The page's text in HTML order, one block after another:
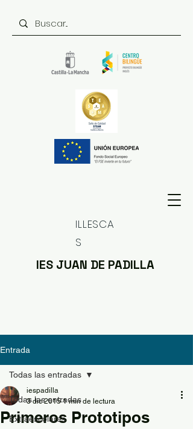
ILLESCA
S
IES JUAN DE PADILLA
Entrada
Todas las entradas
Extraescolares
Todas las entradas
Primeros Prototipos
iespadilla
3 dic 2015 1 min de lectura